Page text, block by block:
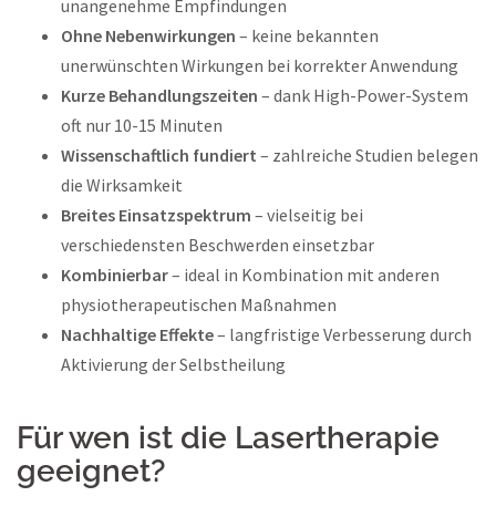
unangenehme Empfindungen
Ohne Nebenwirkungen – keine bekannten
unerwünschten Wirkungen bei korrekter Anwendung
Kurze Behandlungszeiten – dank High-Power-System
oft nur 10-15 Minuten
Wissenschaftlich fundiert – zahlreiche Studien belegen
die Wirksamkeit
Breites Einsatzspektrum – vielseitig bei
verschiedensten Beschwerden einsetzbar
Kombinierbar– ideal in Kombination mit anderen
physiotherapeutischen Maßnahmen
Nachhaltige Effekte– langfristige Verbesserung durch
Aktivierung der Selbstheilung
Für wen ist die Lasertherapie
geeignet?